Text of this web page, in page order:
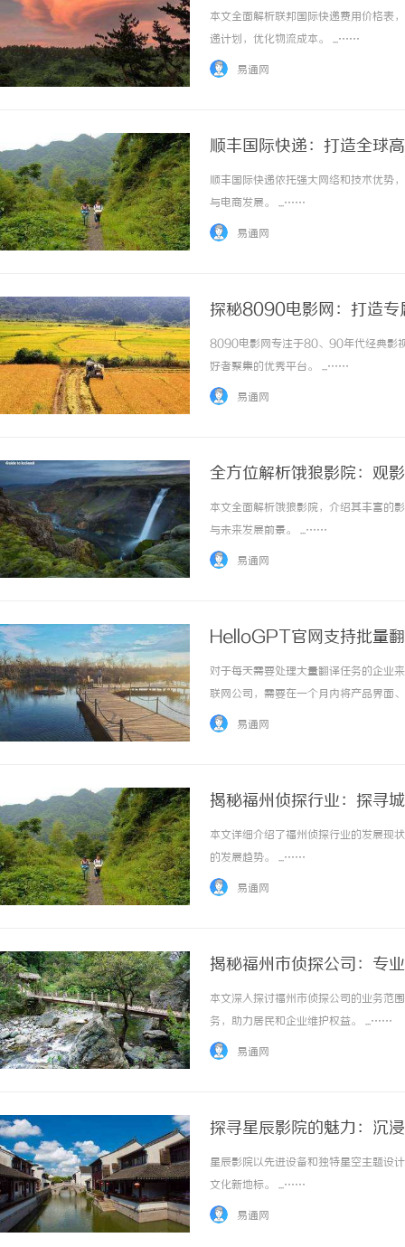
本文全面解析联邦国际快递费用价格表
递计划，优化物流成本。 ...……
易通网
顺丰国际快递：打造全球
顺丰国际快递依托强大网络和技术优势
与电商发展。 ...……
易通网
探秘8090电影网：打造专
8090电影网专注于80、90年代经典影
好者聚集的优秀平台。 ...……
易通网
全方位解析饿狼影院：观
本文全面解析饿狼影院，介绍其丰富的
与未来发展前景。 ...……
易通网
HelloGPT官网支持批量
对于每天需要处理大量翻译任务的企业
联网公司，需要在一个月内将产品界面
动翻译，工作量将难以估量。
易通网
揭秘福州侦探行业：探寻
本文详细介绍了福州侦探行业的发展现
的发展趋势。 ...……
易通网
揭秘福州市侦探公司：专
本文深入探讨福州市侦探公司的业务范
务，助力居民和企业维护权益。 ...……
易通网
探寻星辰影院的魅力：沉
星辰影院以先进设备和独特星空主题设
文化新地标。 ...……
易通网